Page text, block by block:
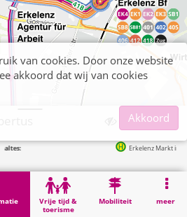
Vrije tijd &
toerisme
Mobiliteit meer
Erkelenz Markt in 93m
St. Lambertus
van cookies. Door onze website
akkoord dat wij van cookies
Akkoord